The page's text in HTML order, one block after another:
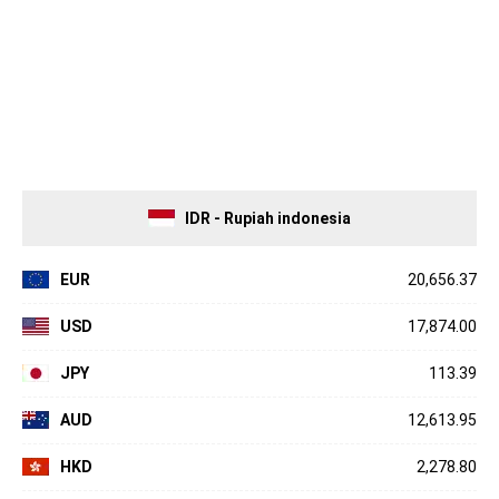
IDR - Rupiah indonesia
EUR 20,656.37
USD 17,874.00
JPY 113.39
AUD 12,613.95
HKD 2,278.80